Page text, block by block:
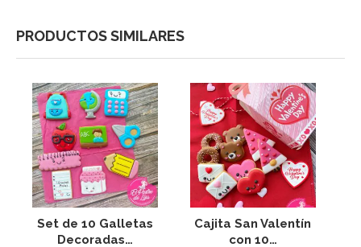
PRODUCTOS SIMILARES
Set de 10 Galletas
Decoradas…
Cajita San Valentín
con 10…